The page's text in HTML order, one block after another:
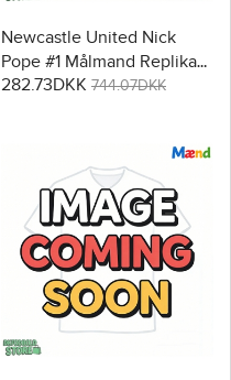
Newcastle United Nick
Pope #1 Målmand Replika
Hjemmebanetrøje 2025-26
282.73DKK 744.07DKK